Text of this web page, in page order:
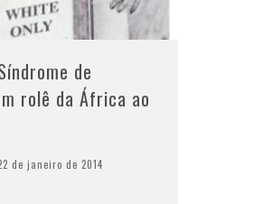
de
rolê da África ao
de janeiro de 2014